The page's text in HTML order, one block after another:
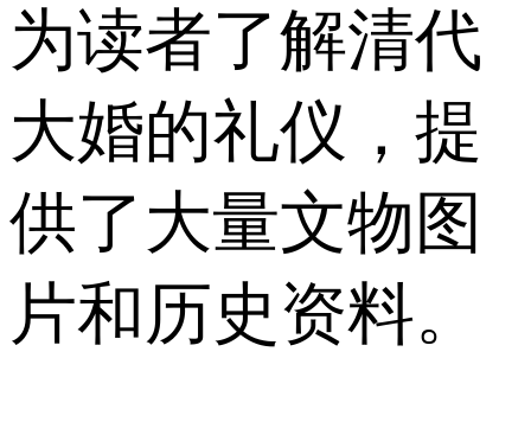
为读者了解清代
大婚的礼仪，提
供了大量文物图
片和历史资料。